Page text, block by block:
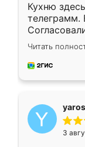
Кухню
телеграмм.
недели
довольны
мебель за
Читать
3